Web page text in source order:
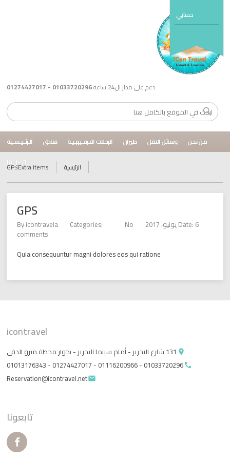
حسابي
دعم على مدار ال24 ساعه 01033720296 - 01274427017
الـرئــيـسـية فنادق الرحلات التـرفــيهـيـة طيران وسائل النقل
من نحن
اتصل بنا
الرئيسية Extra items
GPS
GPS
Date: 6 يونيو، 2017 Byicontravela Categories: No
comments
Quia consequuntur magni dolores eos qui ratione
icontravel
place
call
01033720296 - 01116200966 - 01274427017 - 01013176343
email
Reservation@icontravel.net
تابعونا